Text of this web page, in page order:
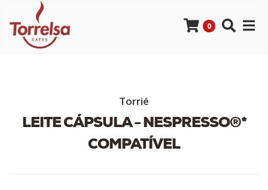
0
Torrié
LEITE CÁPSULA - NESPRESSO®*
COMPATÍVEL